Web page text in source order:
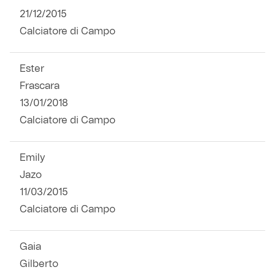
Helan x Genoa
Gift Card Online Store
Fortissimo batte il mio cuor
21/12/2015
Calciatore di Campo
Ester
Frascara
13/01/2018
Calciatore di Campo
Emily
Jazo
11/03/2015
Calciatore di Campo
Gaia
Gilberto